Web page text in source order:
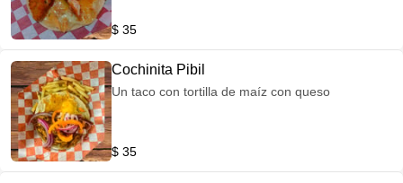
$ 35
Cochinita Pibil
Un taco con tortilla de maíz con queso
$ 35